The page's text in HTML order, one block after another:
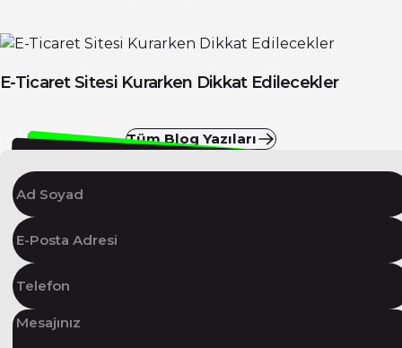
E-Ticaret Sitesi Kurarken Dikkat Edilecekler
Tüm Blog Yazıları